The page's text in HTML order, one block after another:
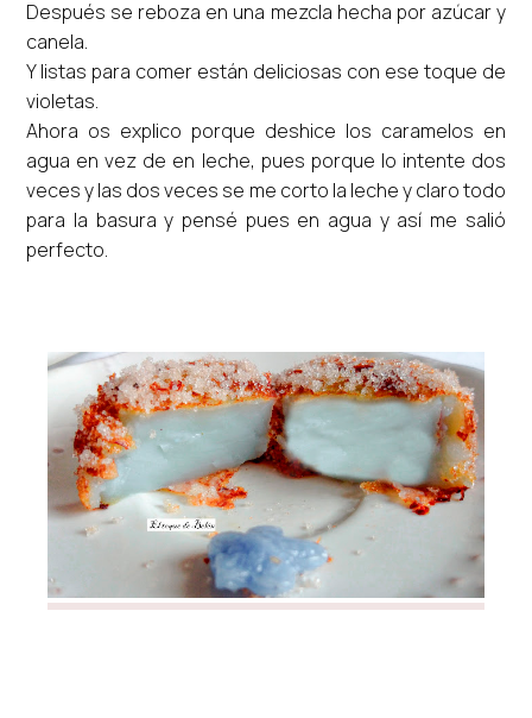
Después se reboza en una mezcla hecha por azúcar y
canela.
Y listas para comer están deliciosas con ese toque de
violetas.
Ahora os explico porque deshice los caramelos en
agua en vez de en leche, pues porque lo intente dos
veces y las dos veces se me corto la leche y claro todo
para la basura y pensé pues en agua y así me salió
perfecto.